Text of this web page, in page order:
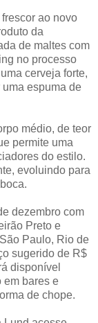
ao novo
da
de maltes com
no processo
cerveja forte,
espuma de
médio, de teor
permite uma
do estilo.
evoluindo para
dezembro com
Preto e
Paulo, Rio de
sugerido de R$
disponível
em bares e
de chope.